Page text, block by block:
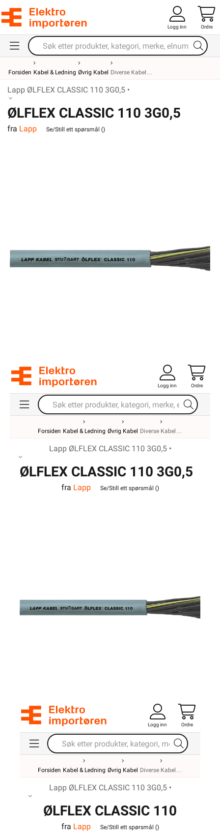
Logg inn Ordre
Forsiden Kabel & Ledning Øvrig Kabel Diverse Kabel
Lapp ØLFLEX CLASSIC 110 3G0,5 •
ØLFLEX CLASSIC 110 3G0,5
fra Lapp Se/Still ett spørsmål ()
Logg inn Ordre
Forsiden Kabel & Ledning Øvrig Kabel Diverse Kabel
Lapp ØLFLEX CLASSIC 110 3G0,5 •
ØLFLEX CLASSIC 110 3G0,5
fra Lapp Se/Still ett spørsmål ()
Logg inn Ordre
Forsiden Kabel & Ledning Øvrig Kabel Diverse Kabel
Lapp ØLFLEX CLASSIC 110 3G0,5 •
ØLFLEX CLASSIC 110
3G0,5
fra Lapp Se/Still ett spørsmål ()